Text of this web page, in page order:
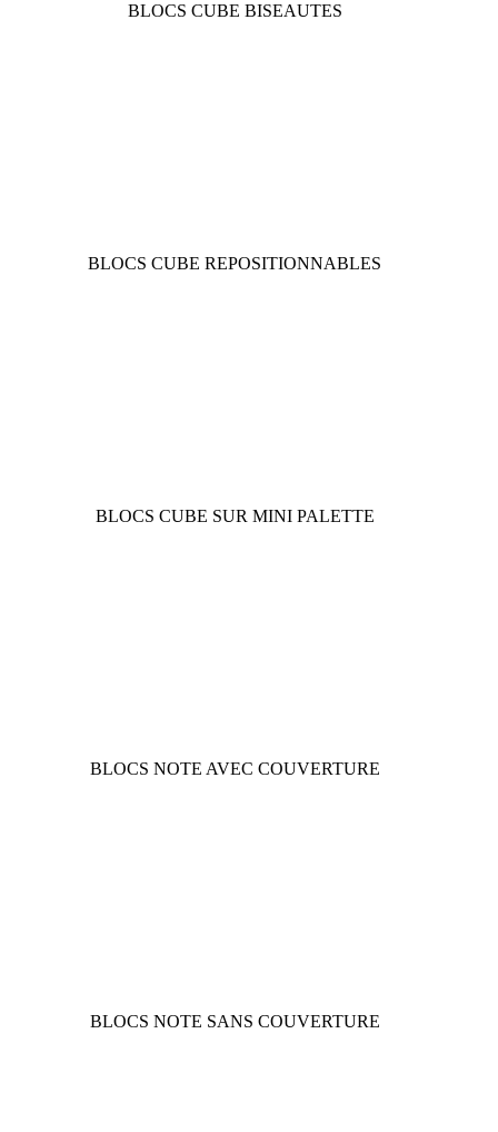
BLOCS CUBE BISEAUTES
BLOCS CUBE REPOSITIONNABLES
BLOCS CUBE SUR MINI PALETTE
BLOCS NOTE AVEC COUVERTURE
BLOCS NOTE SANS COUVERTURE